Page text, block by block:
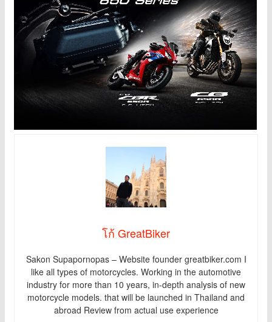
โก้ GreatBiker
Sakon Supapornopas – Website founder greatbiker.com I
like all types of motorcycles. Working in the automotive
industry for more than 10 years, in-depth analysis of new
motorcycle models. that will be launched in Thailand and
abroad Review from actual use experience